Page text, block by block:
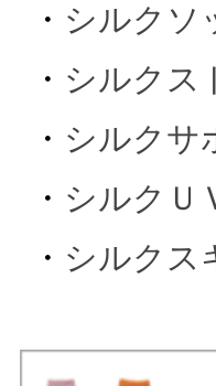
・ シルクソ
・ シルクス
・ シルクサ
・ シルクＵ
・ シルクス